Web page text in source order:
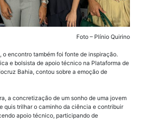
Foto – Plínio Quirino
o encontro também foi fonte de inspiração.
e bolsista de apoio técnico na Plataforma de
Bahia, contou sobre a emoção de
a concretização de um sonho de uma jovem
quis trilhar o caminho da ciência e contribuir
apoio técnico, participando de